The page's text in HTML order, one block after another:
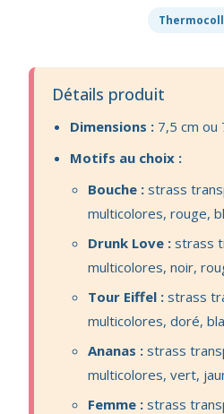
Détails produit
Dimensions : 7,5 cm ou
Motifs au choix :
Bouche : strass
multicolores, rouge,
Drunk Love : strass
multicolores, noir,
Tour Eiffel : strass
multicolores, doré,
Ananas : strass
multicolores, vert,
Femme : strass